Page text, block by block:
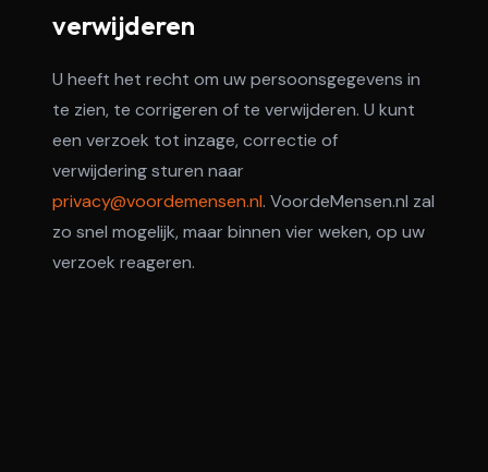
verwijderen
U heeft het recht om uw persoonsgegevens in
te zien, te corrigeren of te verwijderen. U kunt
een verzoek tot inzage, correctie of
verwijdering sturen naar
privacy@voordemensen.nl. VoordeMensen.nl zal
zo snel mogelijk, maar binnen vier weken, op uw
verzoek reageren.